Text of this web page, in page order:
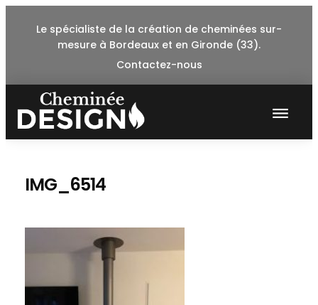
Le spécialiste de la création de cheminées sur-
mesure à Bordeaux et en Gironde (33).
Contactez-nous
IMG_6514